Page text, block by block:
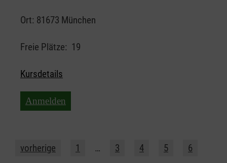
Ort: 81673 München
Freie Plätze: 19
Kursdetails
Anmelden
vorherige 1 … 3 4 5 6